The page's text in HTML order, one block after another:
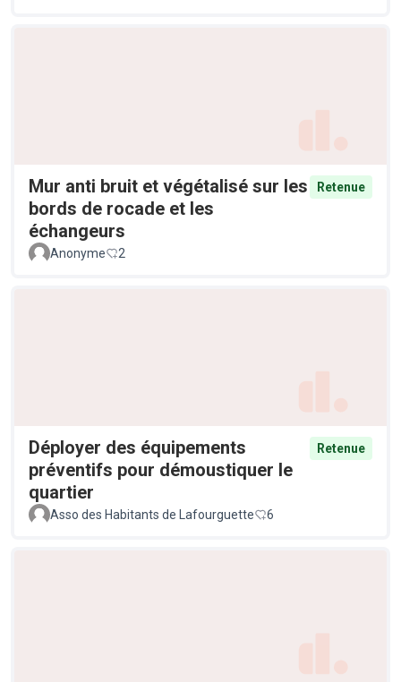
Mur anti bruit et végétalisé sur les
bords de rocade et les
échangeurs
Retenue
Anonyme 2
Déployer des équipements
préventifs pour démoustiquer le
quartier
Retenue
Asso des Habitants de Lafourguette 6